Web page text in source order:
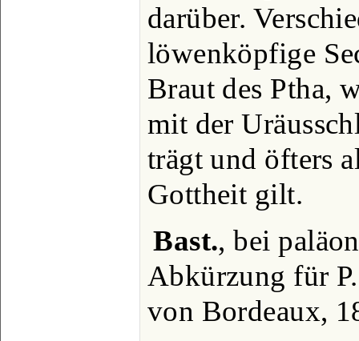
darüber.
löwenköpfige
Braut des Ptha,
mit der
trägt und öfters
Gottheit gilt.
Bast., bei
Abkürzung für
von Bordeaux,